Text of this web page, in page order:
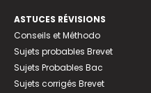
ASTUCES RÉVISIONS
Conseils et Méthodo
Sujets probables Brevet
Sujets Probables Bac
Sujets corrigés Brevet